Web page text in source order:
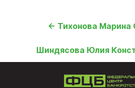
← Тихонова Марина
Шиндясова Юлия